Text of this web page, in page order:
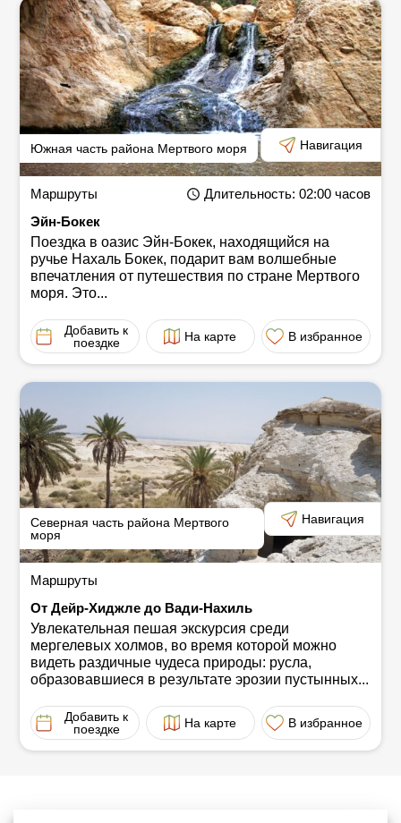
Южная часть района Мертвого моря Навигация
Маршруты Длительность: 02:00 часов
Эйн-Бокек
Поездка в оазис Эйн-Бокек, находящийся на
ручье Нахаль Бокек, подарит вам волшебные
впечатления от путешествия по стране Мертвого
моря. Это...
Добавить к
поездке
На карте В избранное
Северная часть района Мертвого
моря
Навигация
Маршруты
От Дейр-Хиджле до Вади-Нахиль
Увлекательная пешая экскурсия среди
мергелевых холмов, во время которой можно
видеть раздичные чудеса природы: русла,
образовавшиеся в результате эрозии пустынных...
Добавить к
поездке
На карте В избранное